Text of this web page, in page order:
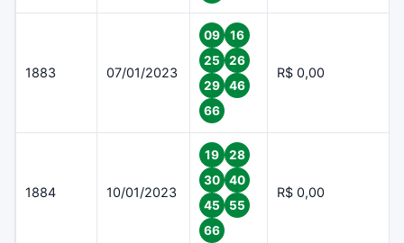
1883 07/01/2023
09
16
25
26
29
46
66
R$ 0,00
1884 10/01/2023
19
28
30
40
45
55
66
R$ 0,00